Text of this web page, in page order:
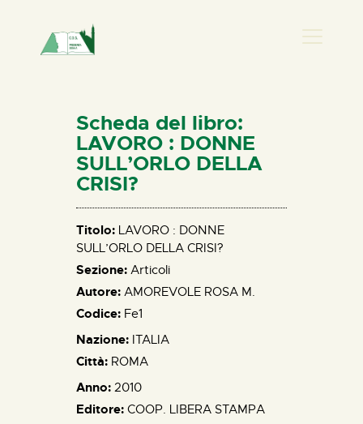
HOME
CHI SIAMO
NEWS
PERCORSI
ELISA SALERNO
CONTATTI
Scheda del libro:
LAVORO : DONNE
SULL’ORLO DELLA
CRISI?
Titolo: LAVORO : DONNE
SULL’ORLO DELLA CRISI?
Sezione: Articoli
Autore: AMOREVOLE ROSA M.
Codice: Fe1
Nazione: ITALIA
Città: ROMA
Anno: 2010
Editore: COOP. LIBERA STAMPA